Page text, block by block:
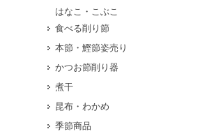
はなこ・こぶこ
食べる削り節
本節・鰹節姿売り
かつお節削り器
煮干
昆布・わかめ
季節商品